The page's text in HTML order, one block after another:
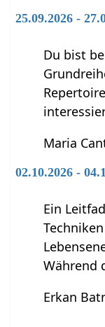
25.09.2026 -
Du bist
Maria
02.10.2026 -
Ein
Während
Erkan